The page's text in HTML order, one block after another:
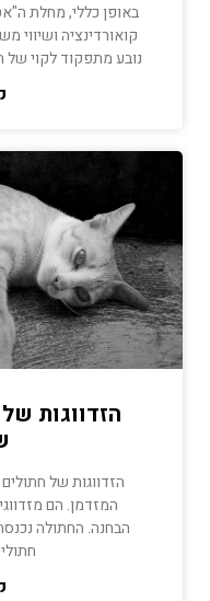
באופן כללי, מחלת
קואורדינציה
נובע מתפקוד לקוי של
הזדווגות
הזדווגות של
המזדמן. הם
הבחנה. החתולה